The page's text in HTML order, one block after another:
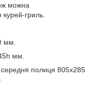
можна
курей-гриль.
мм.
мм.
полиця 805х285